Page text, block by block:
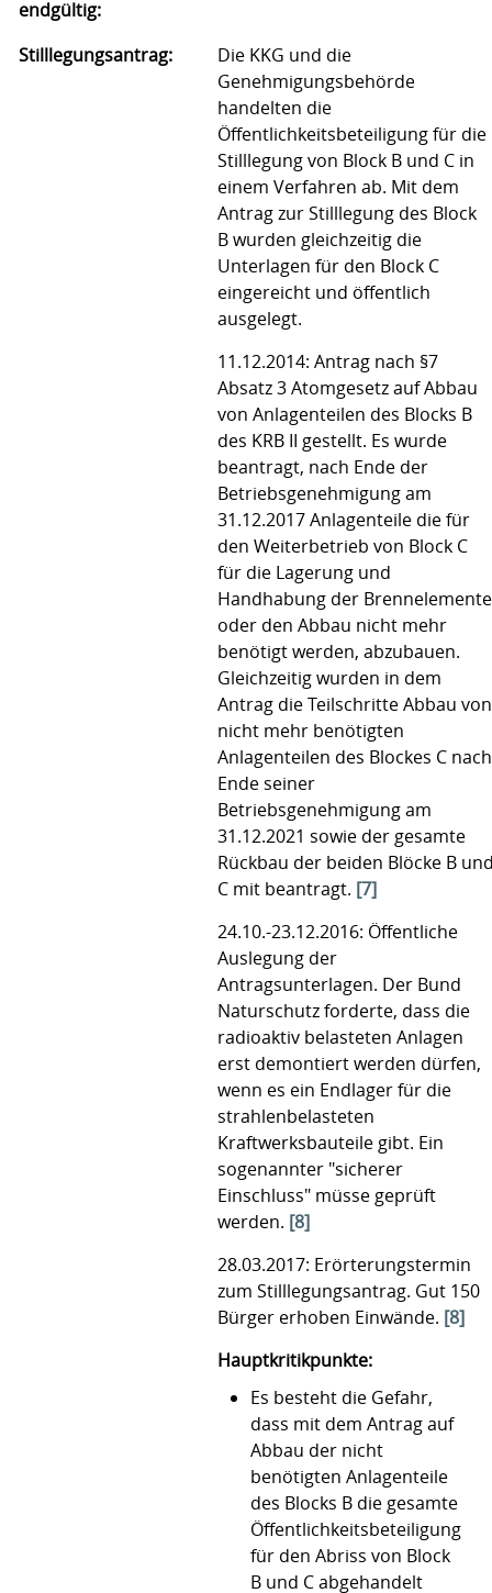
endgültig:
Stilllegungsantrag:
Die KKG und die
Genehmigungsbehörde
handelten die
Öffentlichkeitsbeteiligung für die
Stilllegung von Block B und C in
einem Verfahren ab. Mit dem
Antrag zur Stilllegung des Block
B wurden gleichzeitig die
Unterlagen für den Block C
eingereicht und öffentlich
ausgelegt.
11.12.2014: Antrag nach §7
Absatz 3 Atomgesetz auf Abbau
von Anlagenteilen des Blocks B
des KRB II gestellt. Es wurde
beantragt, nach Ende der
Betriebsgenehmigung am
31.12.2017 Anlagenteile die für
den Weiterbetrieb von Block C
für die Lagerung und
Handhabung der Brennelemente
oder den Abbau nicht mehr
benötigt werden, abzubauen.
Gleichzeitig wurden in dem
Antrag die Teilschritte Abbau von
nicht mehr benötigten
Anlagenteilen des Blockes C nach
Ende seiner
Betriebsgenehmigung am
31.12.2021 sowie der gesamte
Rückbau der beiden Blöcke B
C mit beantragt. [7]
24.10.-23.12.2016: Öffentliche
Auslegung der
Antragsunterlagen. Der Bund
Naturschutz forderte, dass die
radioaktiv belasteten Anlagen
erst demontiert werden dürfen,
wenn es ein Endlager für die
strahlenbelasteten
Kraftwerksbauteile gibt. Ein
sogenannter "sicherer
Einschluss" müsse geprüft
werden. [8]
28.03.2017: Erörterungstermin
zum Stilllegungsantrag. Gut 150
Bürger erhoben Einwände. [8]
Hauptkritikpunkte:
Es besteht die Gefahr,
dass mit dem Antrag auf
Abbau der nicht
benötigten Anlagenteile
des Blocks B die gesamte
Öffentlichkeitsbeteiligung
für den Abriss von Block
B und C abgehandelt